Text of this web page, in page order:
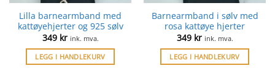
Lilla barnearmband med
kattøyehjerter og 925 sølv
349 kr ink. mva.
LEGG I HANDLEKURV
Barnearmband i sølv med
rosa kattøye hjerter
349 kr ink. mva.
LEGG I HANDLEKURV